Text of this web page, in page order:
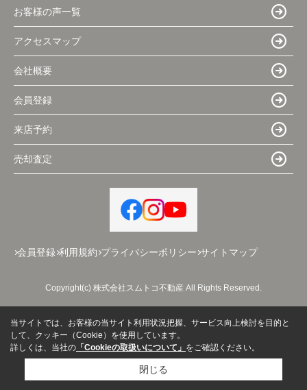
お客様の声一覧
アクセスマップ
会社概要
会員登録
来店予約
売却査定
会員登録 利用規約 プライバシーポリシー サイトマップ
Copyright(c) 株式会社スムトコ不動産 All Rights Reserved.
当サイトでは、お客様の当サイト利用状況把握、サービス向上検討を目的と
して、クッキー（Cookie）を使用しています。
詳しくは、当社の 「Cookieの取扱いについて」 をご確認ください。
閉じる